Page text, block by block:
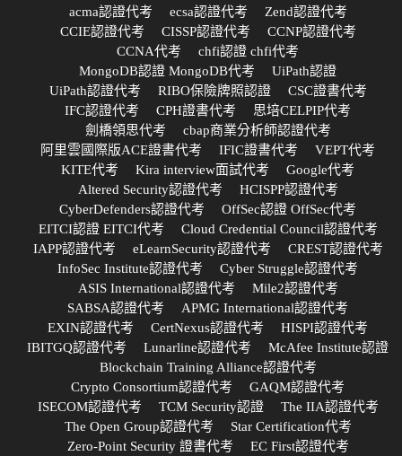
acma認證代考
ecsa認證代考
Zend認證代考
CCIE認證代考
CISSP認證代考
CCNP認證代考
CCNA代考
chfi認證 chfi代考
MongoDB認證 MongoDB代考
UiPath認證
UiPath認證代考
RIBO保險牌照認證
CSC證書代考
IFC認證代考
CPH證書代考
思培CELPIP代考
劍橋領思代考
cbap商業分析師認證代考
阿里雲國際版ACE證書代考
IFIC證書代考
VEPT代考
KITE代考
Kira interview面試代考
Google代考
Altered Security認證代考
HCISPP認證代考
CyberDefenders認證代考
OffSec認證 OffSec代考
EITCI認證 EITCI代考
Cloud Credential Council認證代考
IAPP認證代考
eLearnSecurity認證代考
CREST認證代考
InfoSec Institute認證代考
Cyber Struggle認證代考
ASIS International認證代考
Mile2認證代考
SABSA認證代考
APMG International認證代考
EXIN認證代考
CertNexus認證代考
HISPI認證代考
IBITGQ認證代考
Lunarline認證代考
McAfee Institute認證
Blockchain Training Alliance認證代考
Crypto Consortium認證代考
GAQM認證代考
ISECOM認證代考
TCM Security認證
The IIA認證代考
The Open Group認證代考
Star Certification代考
Zero-Point Security 證書代考
EC First認證代考